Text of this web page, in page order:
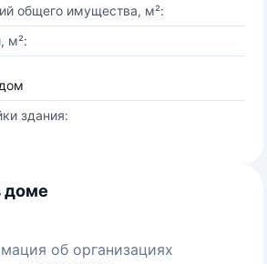
общего имущества, м²:
м²:
здания:
доме
об организациях